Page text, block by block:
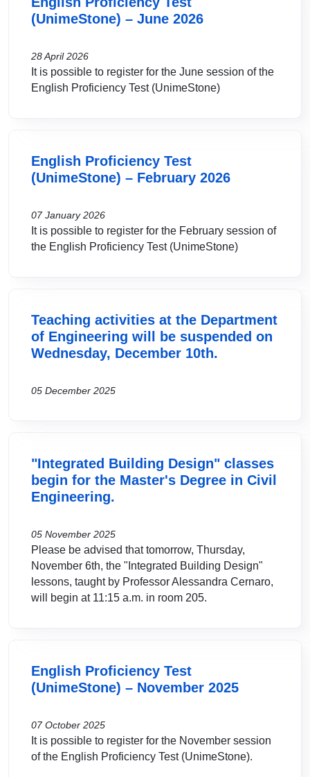
(UnimeStone) – June 2026
28 April 2026
It is possible to register for the June session of the
English Proficiency Test (UnimeStone)
English Proficiency Test
(UnimeStone) – February 2026
07 January 2026
It is possible to register for the February session of
the English Proficiency Test (UnimeStone)
Teaching activities at the Department
of Engineering will be suspended on
Wednesday, December 10th.
05 December 2025
"Integrated Building Design" classes
begin for the Master's Degree in Civil
Engineering.
05 November 2025
Please be advised that tomorrow, Thursday,
November 6th, the "Integrated Building Design"
lessons, taught by Professor Alessandra Cernaro,
will begin at 11:15 a.m. in room 205.
English Proficiency Test
(UnimeStone) – November 2025
07 October 2025
It is possible to register for the November session
of the English Proficiency Test (UnimeStone).